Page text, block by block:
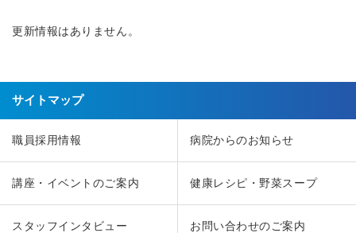
更新情報はありません。
サイトマップ
職員採用情報 病院からのお知らせ
講座・イベントのご案内 健康レシピ・野菜スープ
スタッフインタビュー お問い合わせのご案内